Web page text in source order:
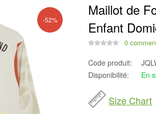
-52%
Maillot de
Enfant
0
Code produit:
Disponibilité:
En
Size Chart